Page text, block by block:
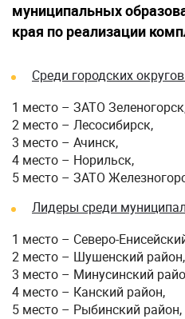
муниципальных
края по реализации
Среди городских
1 место – ЗАТО
2 место – Лесосибирск,
3 место – Ачинск,
4 место – Норильск,
5 место – ЗАТО
Лидеры среди
1 место – Северо-
2 место – Шушенский район,
3 место – Минусинский
4 место – Канский район,
5 место – Рыбинский район,